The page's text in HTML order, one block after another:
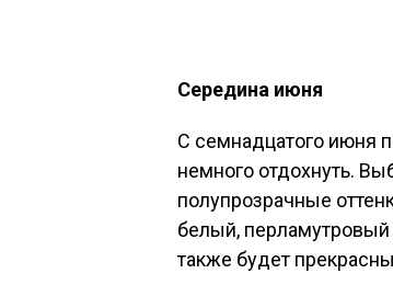
Середина июня
С семнадцатого июня
немного отдохнуть.
полупрозрачные
белый,
также будет